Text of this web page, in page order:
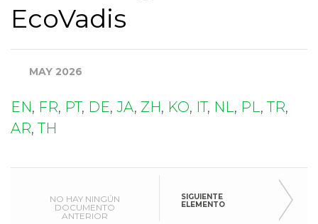
EcoVadis
MAY 2026
EN, FR, PT, DE, JA, ZH, KO, IT, NL, PL,TR,
AR,TH
NO HAY NINGÚN
DOCUMENTO
ANTERIOR
SIGUIENTE
ELEMENTO